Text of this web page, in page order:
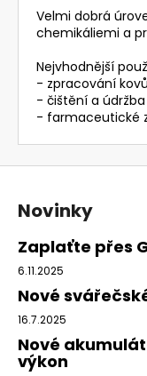
Velmi dobrá
chemikáliemi a
Nejvhodnější
- zpracování
- čištění a
- farmaceutické
Z
Novinky
Zaplaťte přes
6.11.2025
Nové
16.7.2025
Nové
výkon